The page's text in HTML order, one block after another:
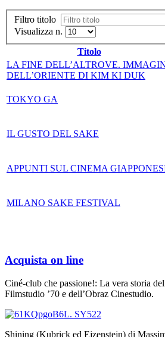
Filtro titolo
Visualizza n.
Titolo
LA FINE DELL’ALTROVE.
DELL’ORIENTE DI KIM KI DUK
TOKYO GA
IL GUSTO DEL SAKE
APPUNTI SUL CINEMA
MILANO SAKE FESTIVAL
Acquista on line
Ciné-club che passione!: La vera storia
Filmstudio ’70 e dell’Obraz Cinestudio.
Shining (Kubrick ed Ejzenstejn) di